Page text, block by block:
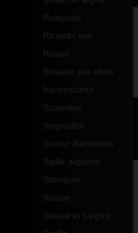
Reliquiari
Ricambi vari
Rosari
Rosario per abito
francescano
Scapolari
Segnalibri
Servizi Battesimo
Spille argento
Stampati
Statue
Statue in Legno